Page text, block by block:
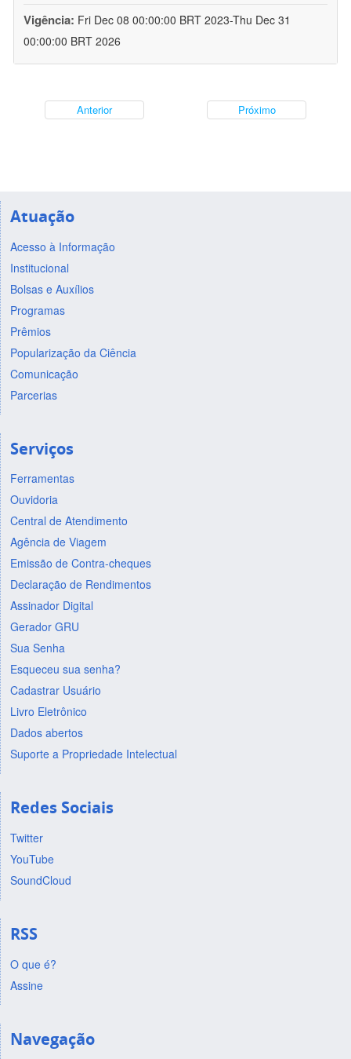
Vigência: Fri Dec 08 00:00:00 BRT 2023-Thu Dec 31
00:00:00 BRT 2026
Anterior Próximo
Atuação
Acesso à Informação
Institucional
Bolsas e Auxílios
Programas
Prêmios
Popularização da Ciência
Comunicação
Parcerias
Serviços
Ferramentas
Ouvidoria
Central de Atendimento
Agência de Viagem
Emissão de Contra-cheques
Declaração de Rendimentos
Assinador Digital
Gerador GRU
Sua Senha
Esqueceu sua senha?
Cadastrar Usuário
Livro Eletrônico
Dados abertos
Suporte a Propriedade Intelectual
Redes Sociais
Twitter
YouTube
SoundCloud
RSS
O que é?
Assine
Navegação